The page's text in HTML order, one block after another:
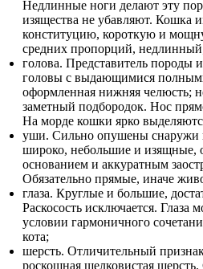
Недлинные ноги делают эту
изящества не убавляют. Кошка
конституцию, короткую и
средних пропорций,
голова. Представитель породы
головы с выдающимися
оформленная нижняя челюсть;
заметный подбородок. Нос
На морде кошки ярко
уши. Сильно опушены снаружи
широко, небольшие и изящные,
основанием и аккуратным
Обязательно прямые, иначе
глаза. Круглые и большие,
Раскосость исключается. Глаза
условии гармоничного
кота;
шерсть. Отличительный
роскошная шелковистая